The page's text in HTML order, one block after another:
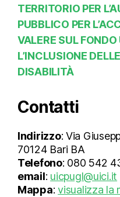
TERRITORIO PER
PUBBLICO PER
VALERE SUL FONDO
L’INCLUSIONE
DISABILITÀ
Contatti
Indirizzo: Via
70124 Bari BA
Telefono: 080 542
email: uicpugl@uici.it
Mappa:visualizza la